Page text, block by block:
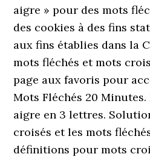
aigre » pour des mots
des cookies à des fins
aux fins établies dans la
mots fléchés et mots
page aux favoris pour
Mots Fléchés 20
aigre en 3 lettres.
croisés et les mots
définitions pour mots